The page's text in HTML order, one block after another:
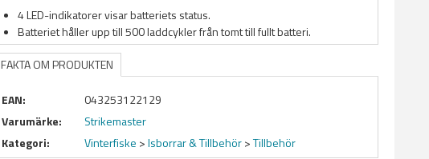
4 LED-indikatorer visar batteriets status.
Batteriet håller upp till 500 laddcykler från tomt till fullt batteri.
FAKTA OM PRODUKTEN
EAN:
043253122129
Varumärke:
Strikemaster
Kategori:
Vinterfiske >Isborrar & Tillbehör>Tillbehör